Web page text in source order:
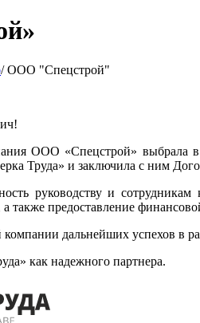
/ ООО "Спецстрой"
ООО «Спецстрой» выбрала в
Труда» и заключила с ним
руководству и сотрудникам
также предоставление
дальнейших успехов в
как надежного партнера.